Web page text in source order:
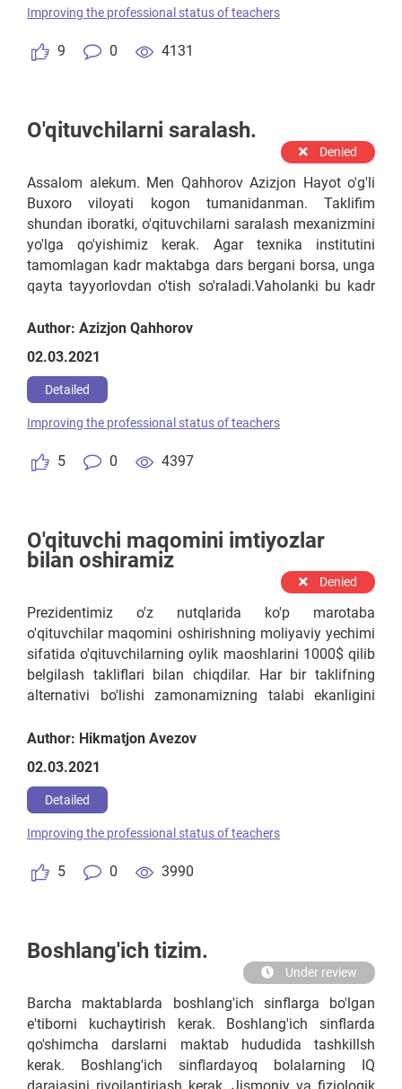
9 0 4131
Improving the professional status of teachers
O'qituvchilarni saralash.
Denied
Assalom alekum. Men Qahhorov Azizjon Hayot o'g'li
Buxoro viloyati kogon tumanidanman. Taklifim
shundan iboratki, o'qituvchilarni saralash mexanizmini
yo'lga qo'yishimiz kerak. Agar texnika institutini
tamomlagan kadr maktabga dars bergani borsa, unga
qayta tayyorlovdan o'tish so'raladi.Vaholanki bu kadr
yo'nalishini tamomlagan xodimdan bilimi ustun
bo'lishi mumkinku. Agar haqiqatda texnika institutini
tamomlagan talabadan yoki ishlab turgan xodimdan
ishga olishda shaffof tizim joriy qilish kerak ularni
bilimlarini taqqoslab ishga olish kerak.
Author: Azizjon Qahhorov
02.03.2021
Detailed
5 0 4397
Improving the professional status of teachers
O'qituvchi maqomini imtiyozlar
bilan oshiramiz
Denied
Prezidentimiz o'z nutqlarida ko'p marotaba
o'qituvchilar maqomini oshirishning moliyaviy yechimi
sifatida o'qituvchilarning oylik maoshlarini 1000$ qilib
belgilash takliflari bilan chiqdilar. Har bir taklifning
alternativi bo'lishi zamonamizning talabi ekanligini
holatida ham uning maqomini oshirishning boshqa
uslubini qo'llash lozim deb hisoblayman. G'oyam
shundan iboratki har bir o'qituvchi oylik maoshidan
to'laydigan daromad solig'idan ozod qilinishi lozim,
nomidagi mulki yoki yeriga qo'yilgan soliq 50% gacha
qisqartirilishi, o'qituvchi to'laydigan komunal to'lovlar
ham 50% gacha qisqartirilishi kutilgan natijani bergan
bo'lar edi.
Author: Hikmatjon Avezov
02.03.2021
Detailed
5 0 3990
Improving the professional status of teachers
Boshlang'ich tizim.
Under review
Barcha maktablarda boshlang'ich sinflarga bo'lgan
e'tiborni kuchaytirish kerak. Boshlang'ich sinflarda
qo'shimcha darslarni maktab hududida tashkillsh
kerak. Boshlang'ich sinflardayoq bolalarning IQ